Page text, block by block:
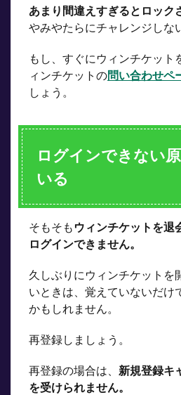
あまり間違えすぎるとロック
やみやたらにチャレンジしな
もし、すぐにウィンチケット
ィンチケットの問い合わせペ
しょう。
ログインできない
いる
そもそも ウィンチケットを退
ログインできません。
久しぶりにウィンチケットを
いときは、覚えていないだけ
かもしれません。
再登録しましょう。
再登録の場合は、 新規登録キ
を受けられません。